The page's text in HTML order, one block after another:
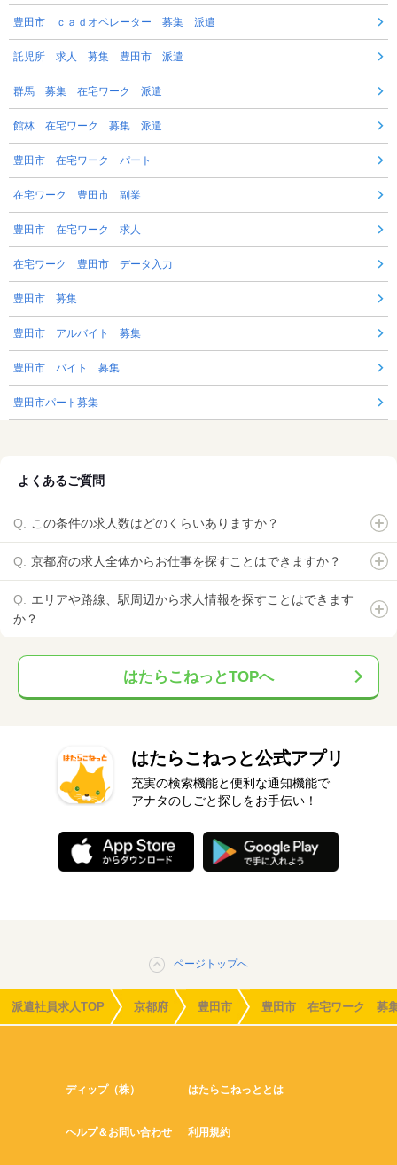
豊田市 ｃａｄオペレーター 募集 派遣
託児所 求人 募集 豊田市 派遣
群馬 募集 在宅ワーク 派遣
館林 在宅ワーク 募集 派遣
豊田市 在宅ワーク パート
在宅ワーク 豊田市 副業
豊田市 在宅ワーク 求人
在宅ワーク 豊田市 データ入力
豊田市 募集
豊田市 アルバイト 募集
豊田市 バイト 募集
豊田市パート募集
よくあるご質問
この条件の求人数はどのくらいありますか？
京都府の求人全体からお仕事を探すことはできますか？
エリアや路線、駅周辺から求人情報を探すことはできます
か？
はたらこねっとTOPへ
はたらこねっと公式アプリ
充実の検索機能と便利な通知機能で
アナタのしごと探しをお手伝い！
ページトップへ
派遣社員求人TOP 京都府 豊田市 豊田市 在宅ワーク 募
ディップ（株） はたらこねっととは
ヘルプ＆お問い合わせ 利用規約